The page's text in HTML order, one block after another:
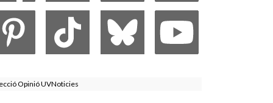
Opinió UVNoticies